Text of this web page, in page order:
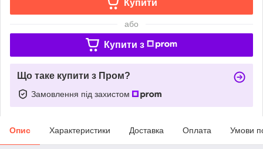
Купити
або
Купити з
Що таке купити з Пром?
Замовлення під захистом
Опис Характеристики Доставка Оплата Умови